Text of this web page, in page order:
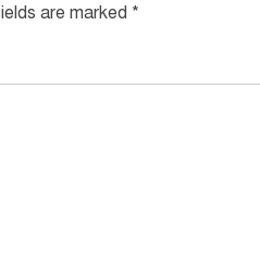
are marked *